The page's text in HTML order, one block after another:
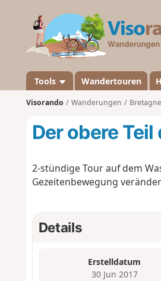
Tools Wandertouren
Visorando Wanderungen Bretagne
Der obere
2-stündige Tour auf dem
Gezeitenbewegung
Details
Erstelldatum
30 Jun 2017